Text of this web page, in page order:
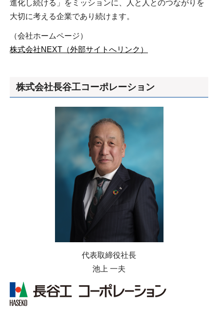
進化し続ける」をミッションに、人と人とのつながりを
大切に考える企業であり続けます。
（会社ホームページ）
株式会社NEXT（外部サイトへリンク）
株式会社長谷工コーポレーション
代表取締役社長
池上 一夫